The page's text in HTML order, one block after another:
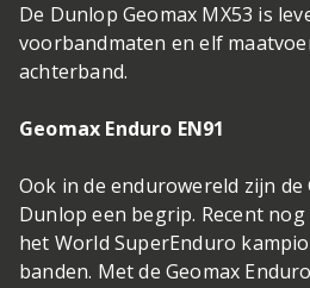
De Dunlop Geomax MX53 is
voorbandmaten en elf
achterband.
Geomax Enduro EN91
Ook in de endurowereld zijn de
Dunlop een begrip. Recent
het World SuperEnduro
banden. Met de Geomax